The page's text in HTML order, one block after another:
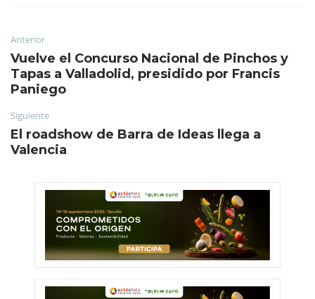
Anterior
Vuelve el Concurso Nacional de Pinchos y
Tapas a Valladolid, presidido por Francis
Paniego
Siguiente
El roadshow de Barra de Ideas llega a
Valencia